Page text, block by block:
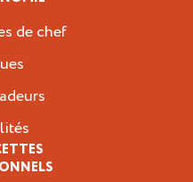
de chef